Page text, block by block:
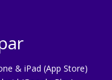
& iPad (App Store)